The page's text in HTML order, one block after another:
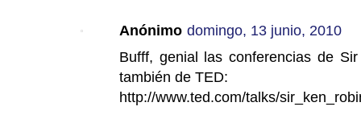
Anónimo domingo, 13 junio, 2010
Bufff, genial las conferencias de
también de TED:
http://www.ted.com/talks/